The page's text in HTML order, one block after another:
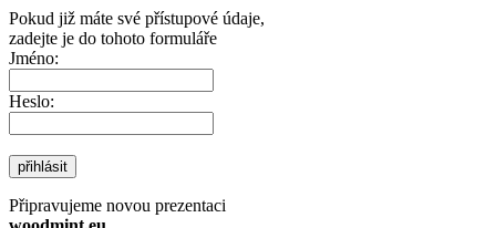
Pokud již máte své přístupové údaje,
zadejte je do tohoto formuláře
Jméno:
Heslo:
přihlásit
Připravujeme novou prezentaci